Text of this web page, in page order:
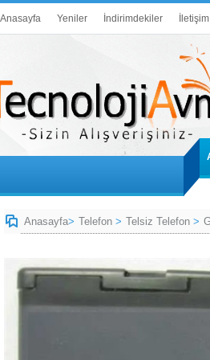
Anasayfa Yeniler İndirimdekiler İletişim
Anasayfa> Telefon > Telsiz Telefon >